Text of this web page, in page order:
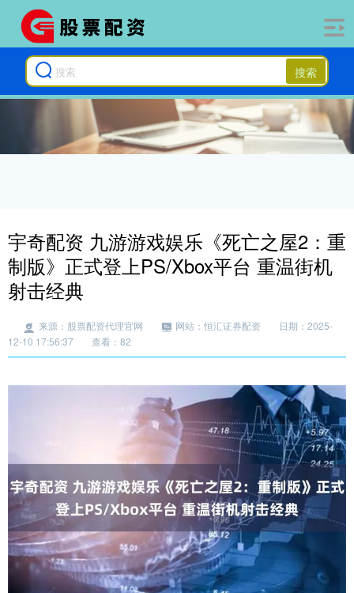
搜索
宇奇配资 九游游戏娱乐《死亡之屋2：重
制版》正式登上PS/Xbox平台 重温街机
射击经典
来源：股票配资代理官网 网站：恒汇证券配资
日期：2025-
12-10 17:56:37
查看：82